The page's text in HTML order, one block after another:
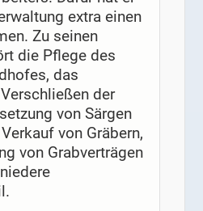
extra einen
Zu seinen
die Pflege des
das
der
von Särgen
von Gräbern,
von Grabverträgen